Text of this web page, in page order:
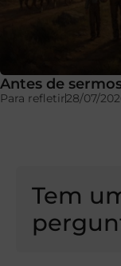
Antes de
Para refletir28/07/
Tem